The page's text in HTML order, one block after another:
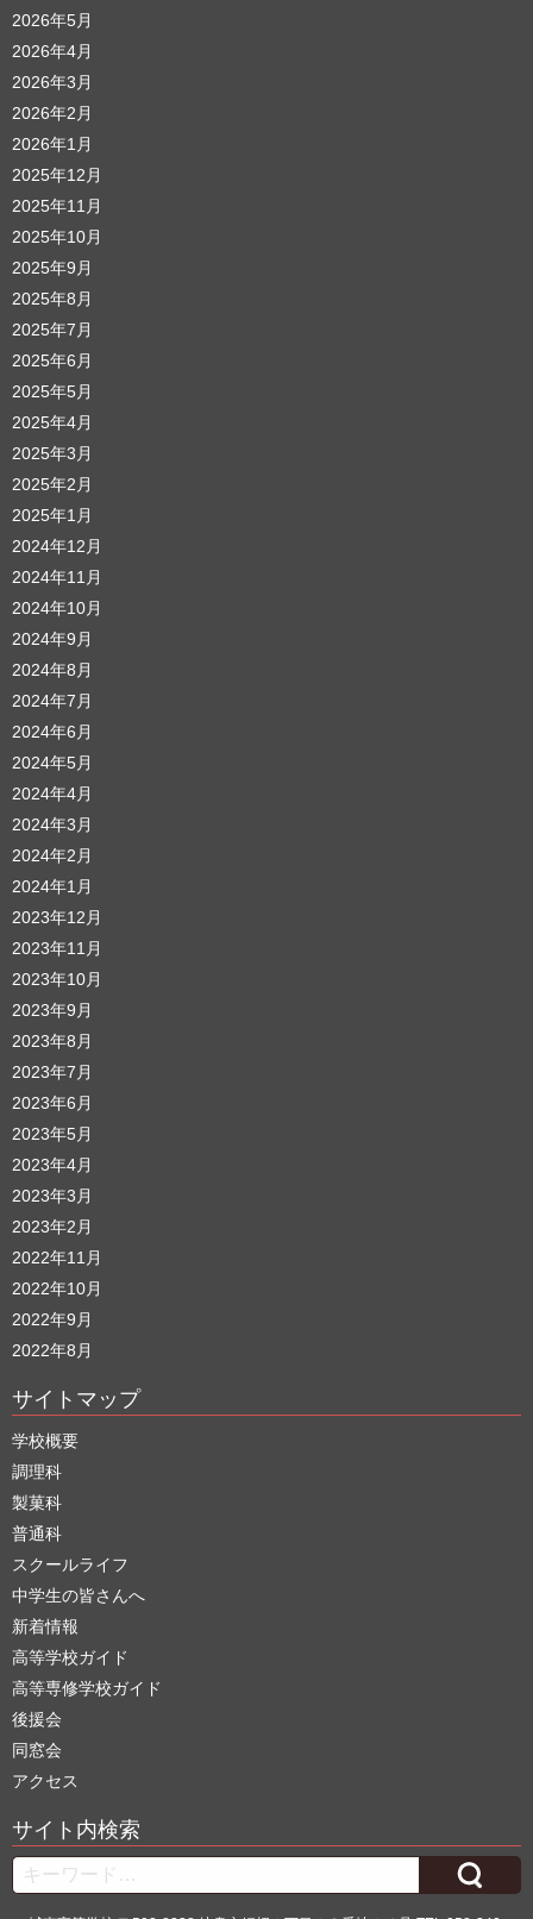
2026年5月
2026年4月
2026年3月
2026年2月
2026年1月
2025年12月
2025年11月
2025年10月
2025年9月
2025年8月
2025年7月
2025年6月
2025年5月
2025年4月
2025年3月
2025年2月
2025年1月
2024年12月
2024年11月
2024年10月
2024年9月
2024年8月
2024年7月
2024年6月
2024年5月
2024年4月
2024年3月
2024年2月
2024年1月
2023年12月
2023年11月
2023年10月
2023年9月
2023年8月
2023年7月
2023年6月
2023年5月
2023年4月
2023年3月
2023年2月
2022年11月
2022年10月
2022年9月
2022年8月
サイトマップ
学校概要
調理科
製菓科
普通科
スクールライフ
中学生の皆さんへ
新着情報
高等学校ガイド
高等専修学校ガイド
後援会
同窓会
アクセス
サイト内検索
Search